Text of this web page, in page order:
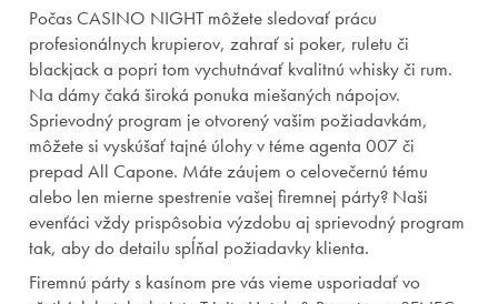
Počas CASINO NIGHT môžete sledovať prácu
profesionálnych krupierov, zahrať si poker, ruletu či
blackjack a popri tom vychutnávať kvalitnú whisky či rum.
Na dámy čaká široká ponuka miešaných nápojov.
Sprievodný program je otvorený vašim požiadavkám,
môžete si vyskúšať tajné úlohy v téme agenta 007 či
prepad All Capone. Máte záujem o celovečernú tému
alebo len mierne spestrenie vašej firemnej párty? Naši
evenťáci vždy prispôsobia výzdobu aj sprievodný program
tak, aby do detailu spĺňal požiadavky klienta.
Firemnú párty s kasínom pre vás vieme usporiadať vo